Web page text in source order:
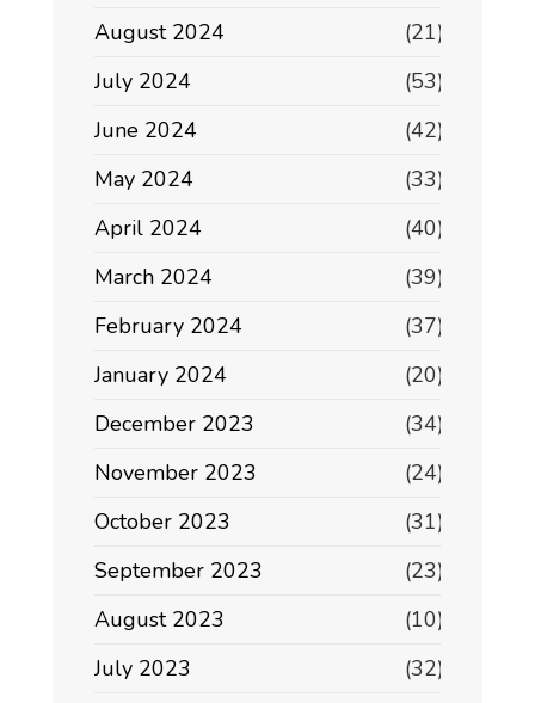
August 2024
(21)
July 2024
(53)
June 2024
(42)
May 2024
(33)
April 2024
(40)
March 2024
(39)
February 2024
(37)
January 2024
(20)
December 2023
(34)
November 2023
(24)
October 2023
(31)
September 2023
(23)
August 2023
(10)
July 2023
(32)